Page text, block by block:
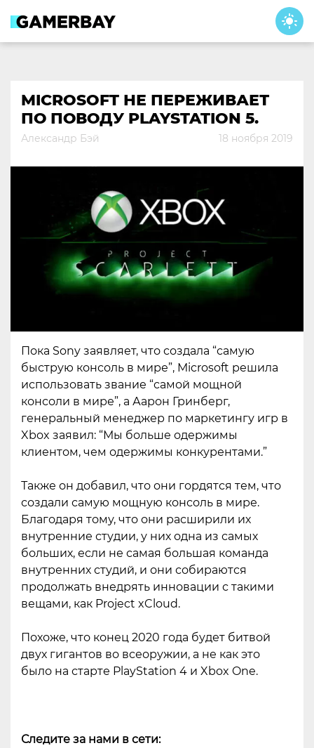
content
MICROSOFT НЕ ПЕРЕЖИВАЕТ
ПО ПОВОДУ PLAYSTATION 5.
Александр Бэй 18 ноября 2019
Пока Sony заявляет, что создала “самую
быструю консоль в мире”, Microsoft решила
использовать звание “самой мощной
консоли в мире”, а Аарон Гринберг,
генеральный менеджер по маркетингу игр в
Xbox заявил: “Мы больше одержимы
клиентом, чем одержимы конкурентами.”
Также он добавил, что они гордятся тем, что
создали самую мощную консоль в мире.
Благодаря тому, что они расширили их
внутренние студии, у них одна из самых
больших, если не самая большая команда
внутренних студий, и они собираются
продолжать внедрять инновации с такими
вещами, как Project xCloud.
Похоже, что конец 2020 года будет битвой
двух гигантов во всеоружии, а не как это
было на старте PlayStation 4 и Xbox One.
Следите за нами в сети: